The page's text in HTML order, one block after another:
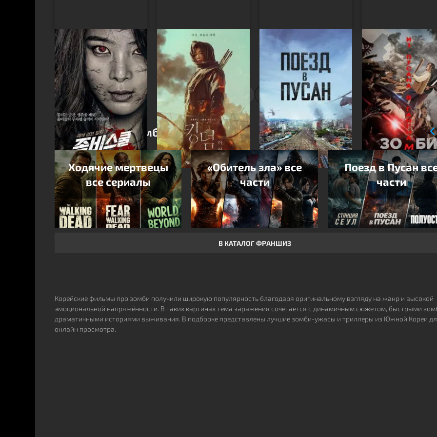
Школа зомби
Королевство зомби:
История Ашинь
Поезд в Пусан
Зомби: Из
Гангнам
2
Популярные Зомби-франшизы
Ходячие мертвецы
все сериалы
«Обитель зла» все
части
Поезд в Пусан
части
В КАТАЛОГ ФРАНШИЗ
Корейские фильмы про зомби получили широкую популярность благодаря оригинальному взгляду на жанр и высокой
эмоциональной напряжённости. В таких картинах тема заражения сочетается с динамичным сюжетом, быстрыми
драматичными историями выживания. В подборке представлены лучшие зомби-ужасы и триллеры из Южной Кореи
онлайн просмотра.